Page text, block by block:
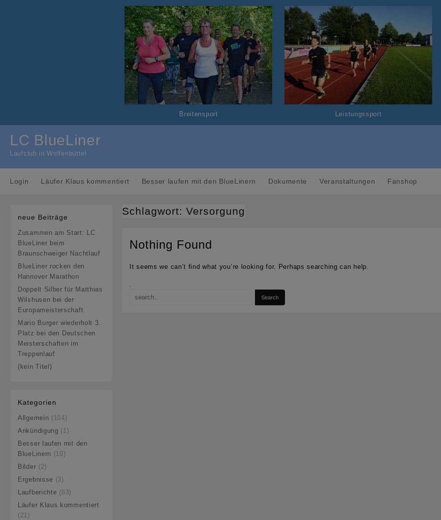
Breitensport Leistungssport
LC BlueLiner
Laufclub in Wolfenbüttel
Login Läufer Klaus kommentiert Besser laufen mit den BlueLinern Dokumente Veranstaltungen Fanshop
neue Beiträge
Zusammen am Start: LC
BlueLiner beim
Braunschweiger Nachtlauf
BlueLiner rocken den
Hannover Marathon
Doppelt Silber für Matthias
Wilshusen bei der
Europameisterschaft
Mario Burger wiederholt 3.
Platz bei den Deutschen
Meisterschaften im
Treppenlauf
(kein Titel)
Kategorien
Allgemein (104)
Ankündigung (1)
Besser laufen mit den
BlueLinern (10)
Bilder (2)
Ergebnisse (3)
Laufberichte (63)
Läufer Klaus kommentiert
(21)
Schlagwort:Versorgung
Nothing Found
It seems we can’t find what you’re looking for. Perhaps searching can help.
.